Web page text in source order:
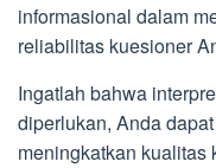
informasional dalam
reliabilitas kuesioner
Ingatlah bahwa
diperlukan, Anda
meningkatkan kualitas